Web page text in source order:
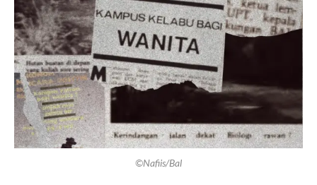
©Nafiis/Bal